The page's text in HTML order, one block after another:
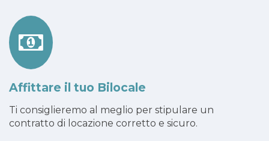
Affittare il tuo Bilocale
Ti consiglieremo al meglio per stipulare un
contratto di locazione corretto e sicuro.